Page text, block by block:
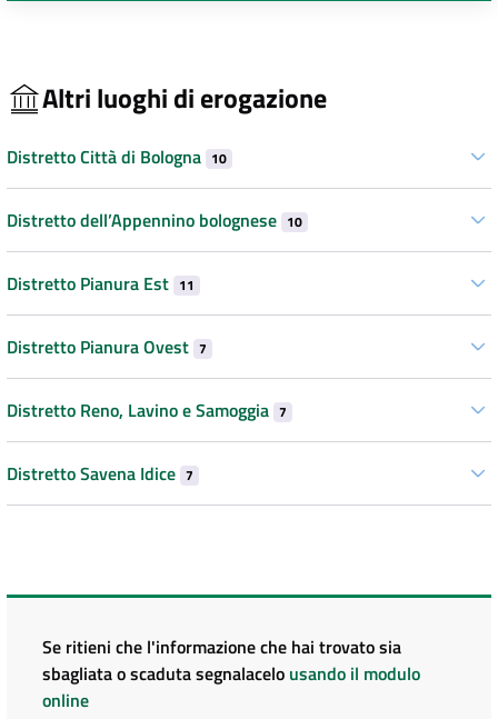
Altri luoghi di erogazione
Distretto Città di Bologna 10
Distretto dell’Appennino bolognese 10
Distretto Pianura Est 11
Distretto Pianura Ovest 7
Distretto Reno, Lavino e Samoggia 7
Distretto Savena Idice 7
Se ritieni che l'informazione che hai trovato sia
sbagliata o scaduta segnalacelo usando il modulo
online